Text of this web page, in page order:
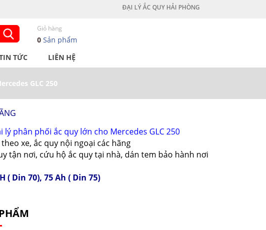
ĐẠI LÝ ẮC QUY HẢI PHÒNG
Giỏ hàng
0 Sản phẩm
TỨC LIÊN HỆ
GLC 250
phân phối ắc quy lớn cho Mercedes GLC 250
xe, ắc quy nội ngoại các hãng
tận nơi, cứu hộ ắc quy tại nhà, dán tem bảo hành nơi
( Din 70), 75 Ah ( Din 75)